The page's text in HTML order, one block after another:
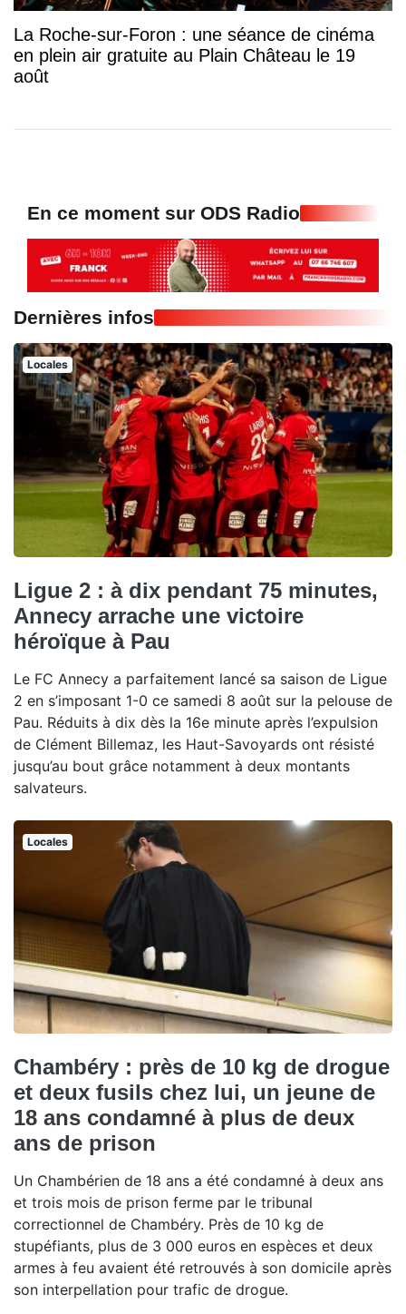
La Roche-sur-Foron : une séance de cinéma
en plein air gratuite au Plain Château le 19
août
En ce moment sur ODS Radio
Dernières infos
Locales
Ligue 2 : à dix pendant 75 minutes,
Annecy arrache une victoire
héroïque à Pau
Le FC Annecy a parfaitement lancé sa saison de Ligue
2 en s’imposant 1-0 ce samedi 8 août sur la pelouse de
Pau. Réduits à dix dès la 16e minute après l’expulsion
de Clément Billemaz, les Haut-Savoyards ont résisté
jusqu’au bout grâce notamment à deux montants
salvateurs.
Locales
Chambéry : près de 10 kg de drogue
et deux fusils chez lui, un jeune de
18 ans condamné à plus de deux
ans de prison
Un Chambérien de 18 ans a été condamné à deux ans
et trois mois de prison ferme par le tribunal
correctionnel de Chambéry. Près de 10 kg de
stupéfiants, plus de 3 000 euros en espèces et deux
armes à feu avaient été retrouvés à son domicile après
son interpellation pour trafic de drogue.